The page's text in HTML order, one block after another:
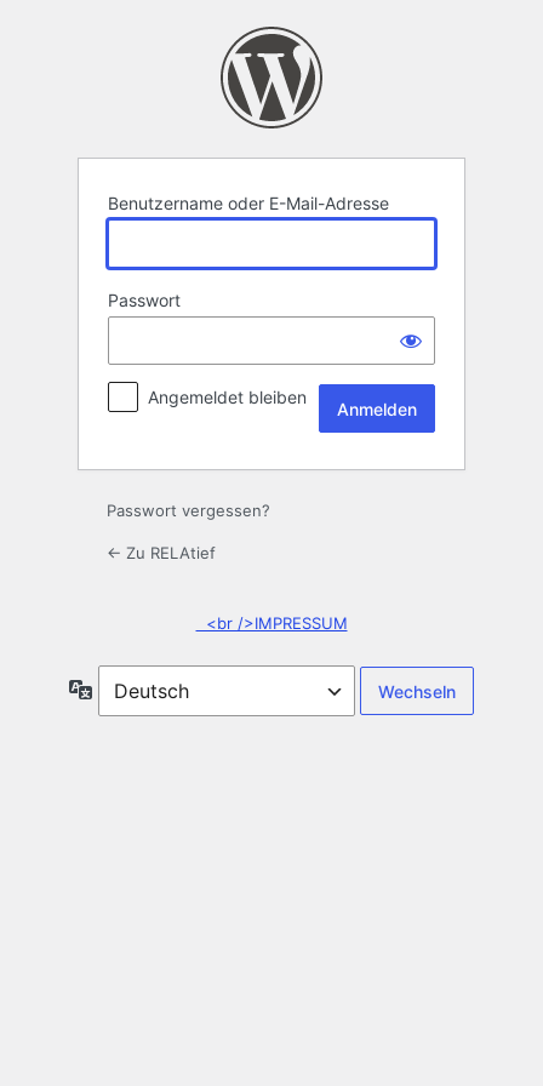
Benutzername oder E-Mail-Adresse
Passwort
Angemeldet bleiben
Passwort vergessen?
← Zu RELAtief
<br />IMPRESSUM
Sprache